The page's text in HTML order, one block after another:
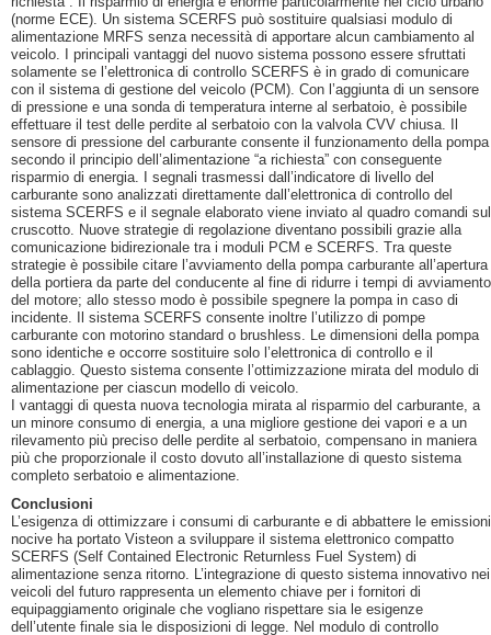
(norme ECE). Un sistema SCERFS può sostituire qualsiasi modulo di
alimentazione MRFS senza necessità di apportare alcun cambiamento al
veicolo. I principali vantaggi del nuovo sistema possono essere sfruttati
solamente se l’elettronica di controllo SCERFS è in grado di comunicare
con il sistema di gestione del veicolo (PCM). Con l’aggiunta di un sensore
di pressione e una sonda di temperatura interne al serbatoio, è possibile
effettuare il test delle perdite al serbatoio con la valvola CVV chiusa. Il
sensore di pressione del carburante consente il funzionamento della pompa
secondo il principio dell’alimentazione “a richiesta” con conseguente
risparmio di energia. I segnali trasmessi dall’indicatore di livello del
carburante sono analizzati direttamente dall’elettronica di controllo del
sistema SCERFS e il segnale elaborato viene inviato al quadro comandi sul
cruscotto. Nuove strategie di regolazione diventano possibili grazie alla
comunicazione bidirezionale tra i moduli PCM e SCERFS. Tra queste
strategie è possibile citare l’avviamento della pompa carburante all’apertura
della portiera da parte del conducente al fine di ridurre i tempi di avviamento
del motore; allo stesso modo è possibile spegnere la pompa in caso di
incidente. Il sistema SCERFS consente inoltre l’utilizzo di pompe
carburante con motorino standard o brushless. Le dimensioni della pompa
sono identiche e occorre sostituire solo l’elettronica di controllo e il
cablaggio. Questo sistema consente l’ottimizzazione mirata del modulo di
alimentazione per ciascun modello di veicolo.
I vantaggi di questa nuova tecnologia mirata al risparmio del carburante, a
un minore consumo di energia, a una migliore gestione dei vapori e a un
rilevamento più preciso delle perdite al serbatoio, compensano in maniera
più che proporzionale il costo dovuto all’installazione di questo sistema
completo serbatoio e alimentazione.
Conclusioni
L’esigenza di ottimizzare i consumi di carburante e di abbattere le emissioni
nocive ha portato Visteon a sviluppare il sistema elettronico compatto
SCERFS (Self Contained Electronic Returnless Fuel System) di
alimentazione senza ritorno. L’integrazione di questo sistema innovativo nei
veicoli del futuro rappresenta un elemento chiave per i fornitori di
equipaggiamento originale che vogliano rispettare sia le esigenze
dell’utente finale sia le disposizioni di legge. Nel modulo di controllo